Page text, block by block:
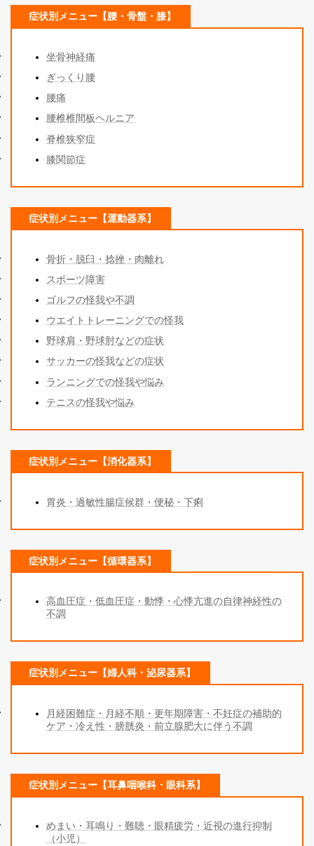
症状別メニュー【腰・骨盤・膝】
坐骨神経痛
ぎっくり腰
腰痛
腰椎椎間板ヘルニア
脊椎狭窄症
膝関節症
症状別メニュー【運動器系】
骨折・脱臼・捻挫・肉離れ
スポーツ障害
ゴルフの怪我や不調
ウエイトトレーニングでの怪我
野球肩・野球肘などの症状
サッカーの怪我などの症状
ランニングでの怪我や悩み
テニスの怪我や悩み
症状別メニュー【消化器系】
胃炎・過敏性腸症候群・便秘・下痢
症状別メニュー【循環器系】
高血圧症・低血圧症・動悸・心悸亢進の自律神経性の
不調
症状別メニュー【婦人科・泌尿器系】
月経困難症・月経不順・更年期障害・不妊症の補助的
ケア・冷え性・膀胱炎・前立腺肥大に伴う不調
症状別メニュー【耳鼻咽喉科・眼科系】
めまい・耳鳴り・難聴・眼精疲労・近視の進行抑制
（小児）